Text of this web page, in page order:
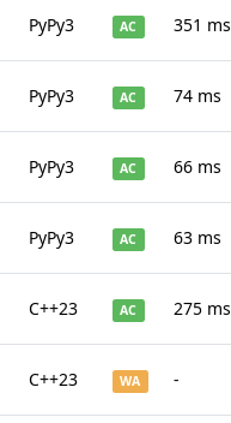
PyPy3 AC 351 ms
PyPy3 AC 74 ms
PyPy3 AC 66 ms
PyPy3 AC 63 ms
C++23 AC 275 ms
C++23 WA -